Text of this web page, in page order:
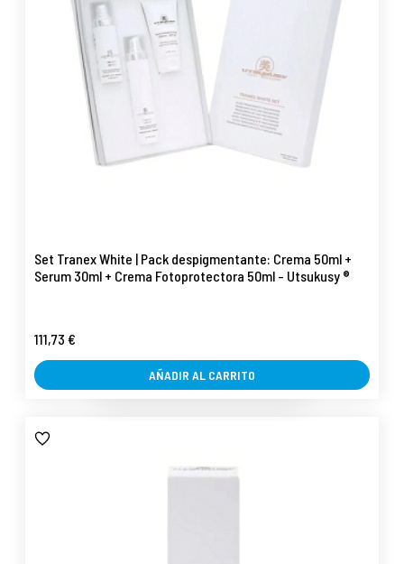
Set Tranex White | Pack despigmentante: Crema 50ml +
Serum 30ml + Crema Fotoprotectora 50ml - Utsukusy ®
111,73 €
AÑADIR AL CARRITO